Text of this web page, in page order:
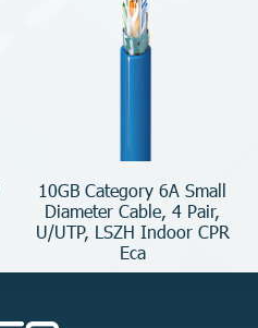
10GB Category 6A Small
Diameter Cable, 4 Pair,
U/UTP, LSZH Indoor CPR
Eca